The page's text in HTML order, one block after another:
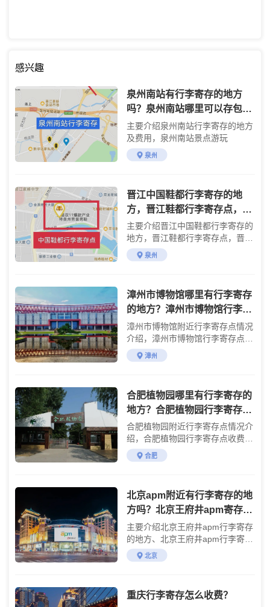
感兴趣
泉州南站有行李寄存的地方
吗？泉州南站哪里可以存包？
怎么收费
主要介绍泉州南站行李寄存的地方
及费用，泉州南站景点游玩
泉州
晋江中国鞋都行李寄存的地
方，晋江鞋都行李寄存点，晋
江鞋都存包的地方，晋江有自
助寄存柜吗？
主要介绍晋江中国鞋都行李寄存的
地方，晋江鞋都行李寄存点，晋江
鞋都存包的地方，晋江有自助寄存
柜吗？
泉州
漳州市博物馆哪里有行李寄存
的地方？漳州市博物馆行李寄
存怎么收费？
漳州市博物馆附近行李寄存点情况
介绍，漳州市博物馆行李寄存点收
费标准介绍
漳州
合肥植物园哪里有行李寄存的
地方？合肥植物园行李寄存怎
么收费？
合肥植物园附近行李寄存点情况介
绍，合肥植物园行李寄存点收费标
准介绍
合肥
北京apm附近有行李寄存的地
方吗？北京王府井apm寄存费
用详情
主要介绍北京王府井apm行李寄存
的地方、北京王府井apm行李寄存
的费用及游玩攻略
北京
重庆行李寄存怎么收费？